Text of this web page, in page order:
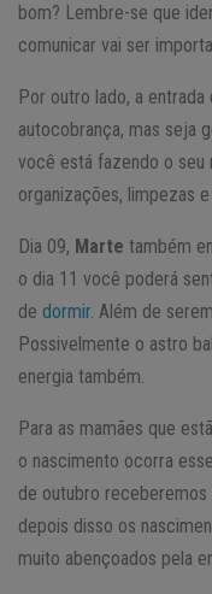
bom? Lembre-se que
comunicar vai ser
Por outro lado, a entrada
autocobrança, mas seja
você está fazendo o seu
organizações, limpezas
Dia 09, Marte também
o dia 11 você poderá
de dormir. Além de
Possivelmente o astro
energia também.
Para as mamães que
o nascimento ocorra
de outubro receberemos
depois disso os
muito abençoados pela